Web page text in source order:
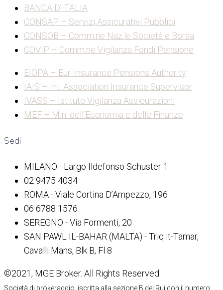
BANCA D’ITALIA
CONSAP – Servizi Assicurativi Pubblici
CONSOB – Comm.ne Naz.le Società e Borsa
COVIP – Comm.ne Vigilanza Fondi Pensione
EIOPA – Eur. Insurance Pensions Authority
IAIS – Int. Association Insurance Supervisor
IVASS – Istituto Vigilanza Assicurazioni
MEF – Min. dell’Economia e delle Finanze
Sedi
MILANO - Largo Ildefonso Schuster 1
02 9475 4034
ROMA - Viale Cortina D’Ampezzo, 196
06 6788 1576
SEREGNO - Via Formenti, 20
SAN PAWL IL-BAHAR (MALTA) - Triq it-Tamar,
Cavalli Mans, Blk B, Fl 8
©2021, MGE Broker. All Rights Reserved.
Società di brokeraggio, iscritta alla sezione B del Rui con il numero: